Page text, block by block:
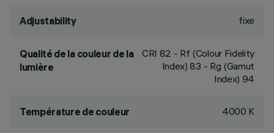
Adjustability fixe
Qualité de la couleur de la
lumière
CRI 82 - Rf (Colour Fidelity
Index) 83 - Rg (Gamut
Index) 94
Température de couleur 4000 K